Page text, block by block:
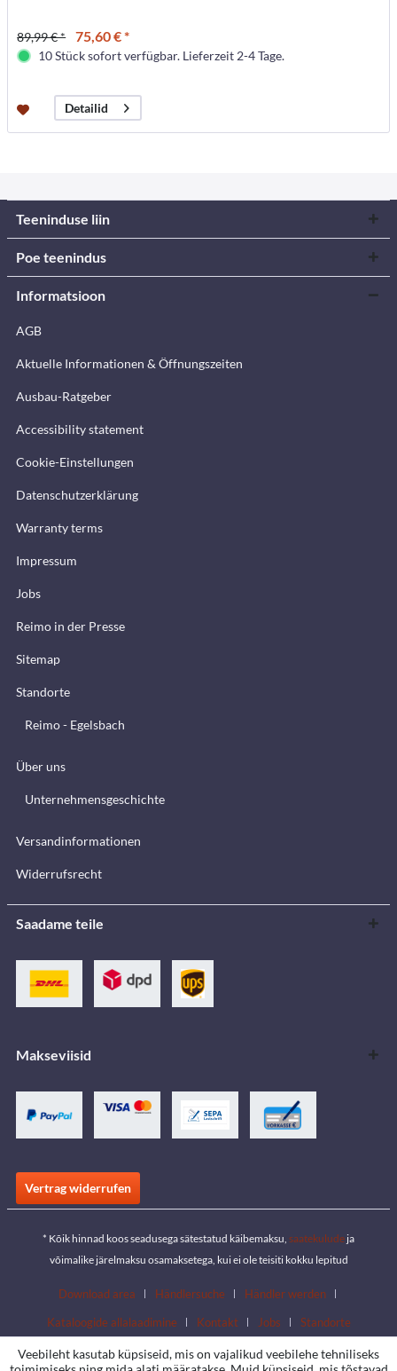
89,99 € * 75,60 € *
10 Stück sofort verfügbar. Lieferzeit 2-4 Tage.
Detailid
Teeninduse liin
Poe teenindus
Informatsioon
AGB
Aktuelle Informationen & Öffnungszeiten
Ausbau-Ratgeber
Accessibility statement
Cookie-Einstellungen
Datenschutzerklärung
Warranty terms
Impressum
Jobs
Reimo in der Presse
Sitemap
Standorte
Reimo - Egelsbach
Über uns
Unternehmensgeschichte
Versandinformationen
Widerrufsrecht
Saadame teile
Makseviisid
Vertrag widerrufen
* Kõik hinnad koos seadusega sätestatud käibemaksu, saatekulude ja
võimalike järelmaksu osamaksetega, kui ei ole teisiti kokku lepitud
Download area Händlersuche
Händler werden
Kataloogide allalaadimine
Kontakt Jobs Standorte
Veebileht kasutab küpsiseid, mis on vajalikud veebilehe tehniliseks